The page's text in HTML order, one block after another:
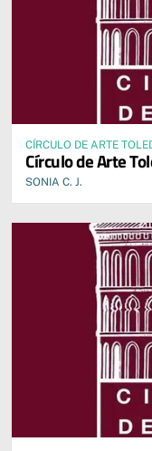
CÍRCULO DE ARTE
Círculo de Arte
SONIA C. J.